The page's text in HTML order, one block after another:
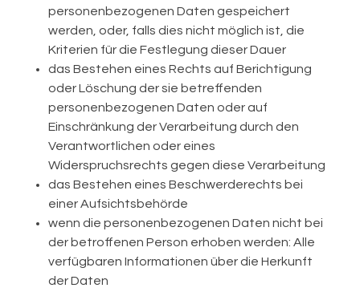
personenbezogenen Daten gespeichert
werden, oder, falls dies nicht möglich ist, die
Kriterien für die Festlegung dieser Dauer
das Bestehen eines Rechts auf Berichtigung
oder Löschung der sie betreffenden
personenbezogenen Daten oder auf
Einschränkung der Verarbeitung durch den
Verantwortlichen oder eines
Widerspruchsrechts gegen diese Verarbeitung
das Bestehen eines Beschwerderechts bei
einer Aufsichtsbehörde
wenn die personenbezogenen Daten nicht bei
der betroffenen Person erhoben werden: Alle
verfügbaren Informationen über die Herkunft
der Daten